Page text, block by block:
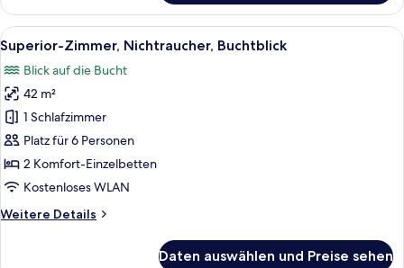
Nichtraucher
(The
Pool
Bath)
Alle
Fotos
für
Superior-
Zimmer,
Nichtraucher,
Buchtblick
anzeigen
Ein Hotelzimmer mit zwei grossen
9
Superior-Zimmer, Nichtraucher, Buchtblick
Blick auf die Bucht
42 m²
1 Schlafzimmer
Platz für 6 Personen
2 Komfort-Einzelbetten
Kostenloses WLAN
Weitere Details
Weitere
Daten auswählen und Preise sehen